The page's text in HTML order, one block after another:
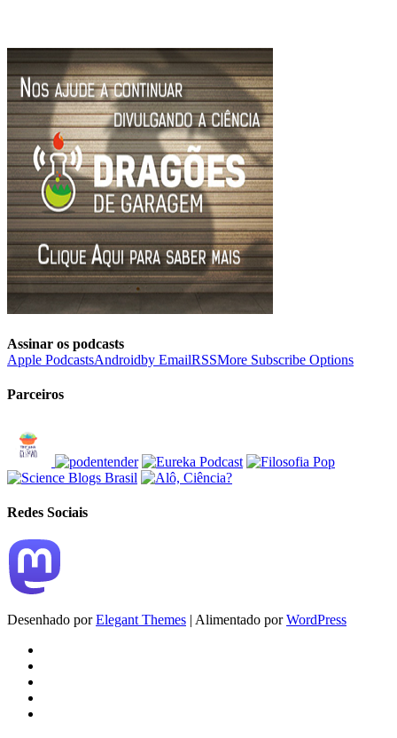
Assinar os podcasts
Apple PodcastsAndroidby EmailRSSMore Subscribe Options
Parceiros
Redes Sociais
Desenhado porElegant Themes | Alimentado porWordPress